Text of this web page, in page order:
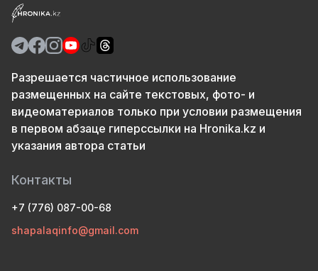
Разрешается частичное использование
размещенных на сайте текстовых, фото- и
видеоматериалов только при условии размещения
в первом абзаце гиперссылки на Hronika.kz и
указания автора статьи
Контакты
+7 (776) 087-00-68
shapalaqinfo@gmail.com